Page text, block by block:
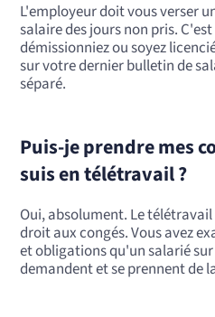
L'employeur doit vous verser
salaire des jours non pris.
démissionniez ou soyez
sur votre dernier bulletin de
séparé.
Puis-je prendre mes
suis en télétravail ?
Oui, absolument. Le
droit aux congés. Vous avez
et obligations qu'un salarié sur
demandent et se prennent de